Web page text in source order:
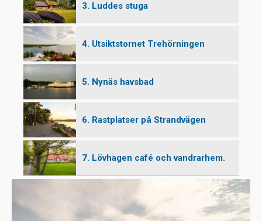
ro
m
e
3. Luddes stuga
4. Utsiktstornet Trehörningen
5. Nynäs havsbad
6. Rastplatser på Strandvägen
7. Lövhagen café och vandrarhem.